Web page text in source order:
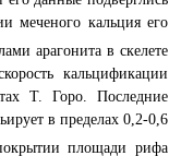
меченого кальция его
арагонита в скелете
кальцификации
Т. Горо. Последние
в пределах 0,2-0,6
площади рифа